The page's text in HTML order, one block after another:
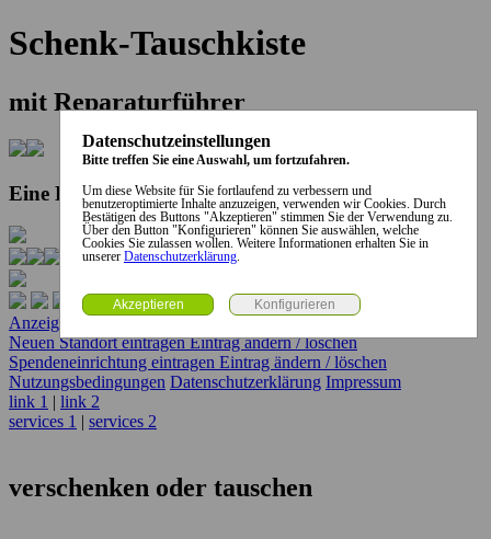
Schenk-Tauschkiste
mit Reparaturführer
Eine Kooperation der Stadt und des Landkreises...
Anzeige erstellen
Neuen Standort eintragenEintrag ändern / löschen
Spendeneinrichtung eintragen Eintrag ändern / löschen
Nutzungsbedingungen Datenschutzerklärung Impressum
link 1 | link 2
services 1 | services 2
verschenken oder tauschen
Datenschutzeinstellungen
Bitte treffen Sie eine Auswahl, um fortzufahren.
Um diese Website für Sie fortlaufend zu verbessern und
benutzeroptimierte Inhalte anzuzeigen, verwenden wir Cookies. Durch
Bestätigen des Buttons "Akzeptieren" stimmen Sie der Verwendung zu.
Über den Button "Konfigurieren" können Sie auswählen, welche
Cookies Sie zulassen wollen. Weitere Informationen erhalten Sie in
unserer Datenschutzerklärung.